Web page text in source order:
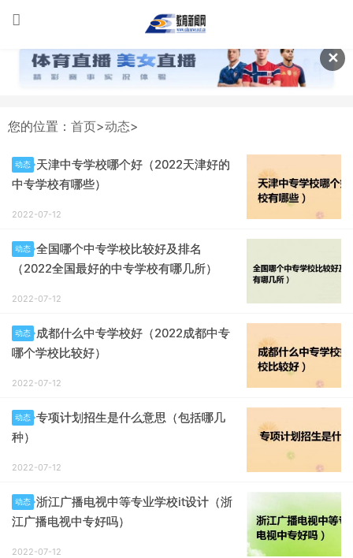
✕
您的位置： 首页>动态>
动态
天津中专学校哪个好（2022天津好的
中专学校有哪些）
2022-07-12
动态 全国哪个中专学校比较好及排名
（2022全国最好的中专学校有哪几所）
2022-07-12
动态
成都什么中专学校好（2022成都中专
哪个学校比较好）
2022-07-12
动态 专项计划招生是什么意思（包括哪几
种）
2022-07-12
动态 浙江广播电视中等专业学校it设计（浙
江广播电视中专好吗）
2022-07-12